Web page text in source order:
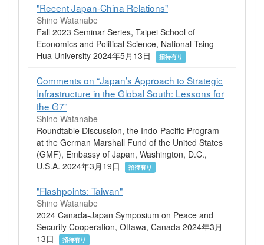
"Recent Japan-China Relations"
Shino Watanabe
Fall 2023 Seminar Series, Taipei School of
Economics and Political Science, National Tsing
Hua University 2024年5月13日
招待有り
Comments on “Japan’s Approach to Strategic
Infrastructure in the Global South: Lessons for
the G7”
Shino Watanabe
Roundtable Discussion, the Indo-Pacific Program
at the German Marshall Fund of the United States
(GMF), Embassy of Japan, Washington, D.C.,
U.S.A. 2024年3月19日
招待有り
"Flashpoints: Taiwan"
Shino Watanabe
2024 Canada-Japan Symposium on Peace and
Security Cooperation, Ottawa, Canada 2024年3月
13日
招待有り